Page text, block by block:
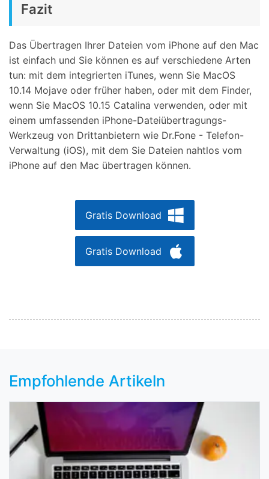
Fazit
Das Übertragen Ihrer Dateien vom iPhone auf den Mac
ist einfach und Sie können es auf verschiedene Arten
tun: mit dem integrierten iTunes, wenn Sie MacOS
10.14 Mojave oder früher haben, oder mit dem Finder,
wenn Sie MacOS 10.15 Catalina verwenden, oder mit
einem umfassenden iPhone-Dateiübertragungs-
Werkzeug von Drittanbietern wie Dr.Fone - Telefon-
Verwaltung (iOS), mit dem Sie Dateien nahtlos vom
iPhone auf den Mac übertragen können.
Gratis Download
Gratis Download
Empfohlende Artikeln